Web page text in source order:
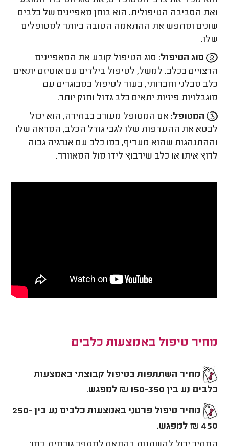
ואת הסביבה הטיפולית. הוא בוחן מאפיינים של כלבים
שונים ומחפש את ההתאמה הטובה ביותר למטופלים
שלו.
סוג הטיפול: סוג הטיפול קובע את המאפיינים
הרצויים בכלב. למשל, לטיפול בילדים עם אוטיזם יתאים
כלב סבלני וחברותי, בעוד לטיפול במבוגרים עם
מוגבלויות פיזיות יתאים כלב גדול וחזק יותר.
המטופל: אם המטופל מעורב בבחירה, הוא יכול
לבטא את ההעדפות שלו לגבי גודל הכלב, המראה שלו
וההתנהגות שהוא מעדיף, כמו כלב עם אנרגיה גבוה
לרוץ איתו או כלב שירבוץ לידו מול המאוורר.
מחיר טיפול באמצעות כלבים
מחיר השתתפות בטיפול קבוצתי באמצעות
כלבים נע בין 150-350 ₪ למפגש.
מחיר טיפול פרטני באמצעות כלבים נע בין 250-
450 ₪ למפגש.